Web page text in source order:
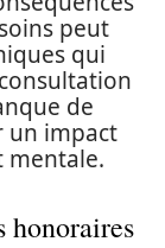
peut
qui
de
un impact
mentale.
honoraires